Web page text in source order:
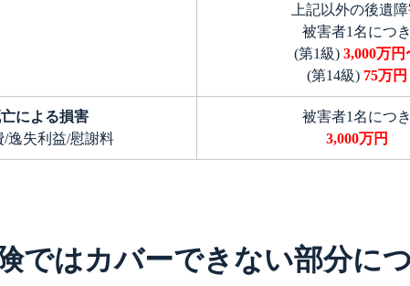
上記以外の後遺
被害者1名につき
(第1級) 3,000万円
(第14級) 75万円
による損害
/逸失利益/慰謝料
被害者1名につき
3,000万円
ではカバーできない部分に